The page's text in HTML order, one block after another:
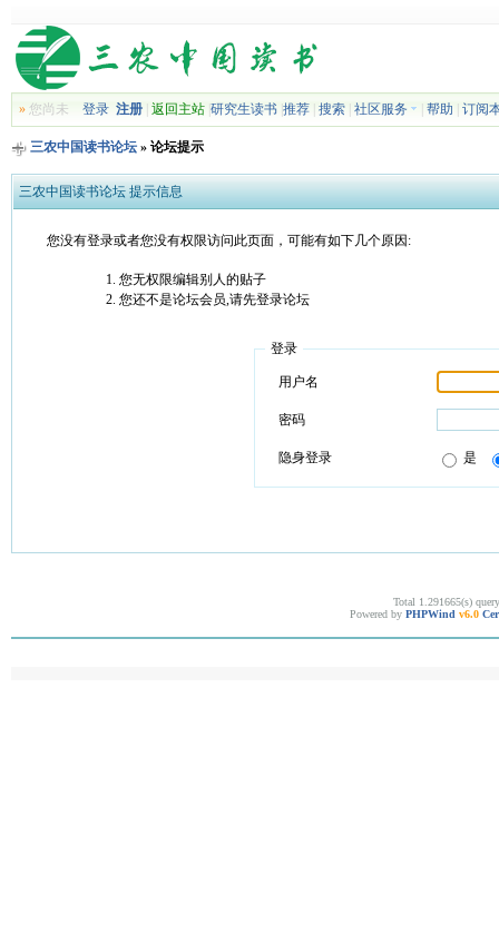
»您尚未 登录 注册| 返回主站| 研究生读书| 推荐| 搜索| 社区服务 帮助 订阅
三农中国读书论坛» 论坛提示
三农中国读书论坛 提示信息
您没有登录或者您没有权限访问此页面，可能有如下几个原因:
您无权限编辑别人的贴子
您还不是论坛会员,请先登录论坛
登录
用户名
密码
隐身登录 是
Total 1.291665(s)
Powered by PHPWind v6.0